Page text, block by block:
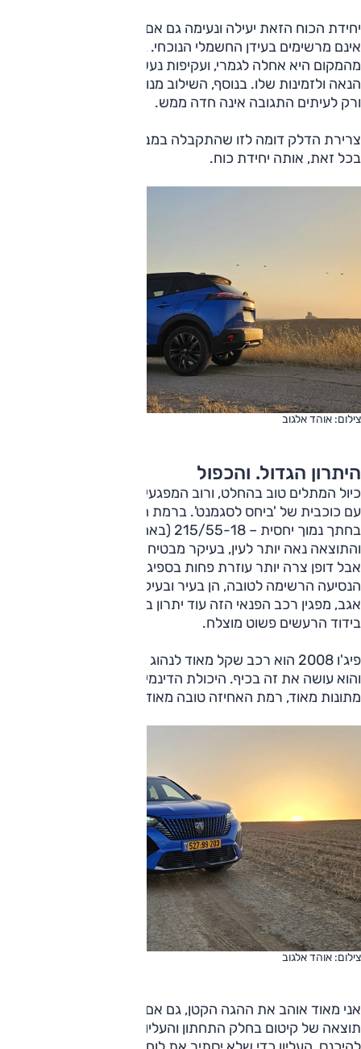
יחידת הכוח הזאת יעילה ונעימה גם אם נתוני המנוע והביצועים
אינם מרשימים בעידן החשמלי הנוכחי. בינינו, האצה כזאת
מהמקום היא אחלה לגמרי, ועקיפות נעשות בקלות הודות למומנט
הנאה ולזמינות שלו. בנוסף, השילוב מנוע/תיבת הילוכים מצוין,
ורק לעיתים התגובה אינה חדה ממש.
בכל זאת, אותה יחידת כוח.
צילום: אוהד אלגוב
היתרון הגדול. והכפול
כיול המתלים טוב בהחלט, ורוב המפגעים נספגים בצורה ראויה,
עם כוכבית של 'ביחס לסגמנט'. ברמת האבזור הזאת צמיגים
והתוצאה נאה יותר לעין, בעיקר מבטיחה רמת אחיזה גבוהה יותר,
אבל דופן צרה יותר עוזרת פחות בספיגת מהמורות. ועדיין, נוחות
הנסיעה הרשימה לטובה, הן בעיר ובעיקר בכביש הבין-עירוני. שם
אגב, מפגין רכב הפנאי הזה עוד יתרון ביחס למקובל בסגמנט –
בידוד הרעשים פשוט מוצלח.
פיג'ו 2008 הוא רכב שקל מאוד לנהוג בו מהר במתווה מפותל
והוא עושה את זה בכיף. היכולת הדינמית גבוהה, זוויות הגלגול
מתונות מאוד, רמת האחיזה טובה מאוד.
צילום: אוהד אלגוב
אני מאוד אוהב את ההגה הקטן, גם אם הוא לא ממש עגול,
תוצאה של קיטום בחלק התחתון והעליון, הראשון כדי שיהיה קל